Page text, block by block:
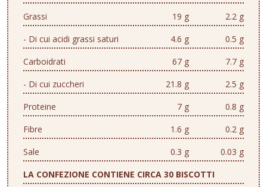
Grassi
19 g
2.2 g
- Di cui acidi grassi saturi
4.6 g
0.5 g
Carboidrati
67 g
7.7 g
- Di cui zuccheri
21.8 g
2.5 g
Proteine
7 g
0.8 g
Fibre
1.6 g
0.2 g
Sale
0.3 g
0.03 g
LA CONFEZIONE CONTIENE CIRCA 30 BISCOTTI